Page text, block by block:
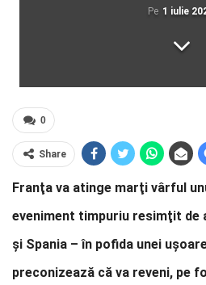
Pe 1 iulie
0
Share
Franţa va atinge marţi vârful
eveniment timpuriu resimţit de
şi Spania – în pofida unei
preconizează că va reveni, pe